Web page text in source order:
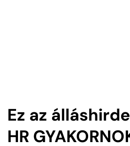
Ez az
HR